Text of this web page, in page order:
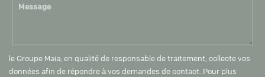
le Groupe Maia, en qualité de responsable de traitement, collecte vos
données afin de répondre à vos demandes de contact. Pour plus